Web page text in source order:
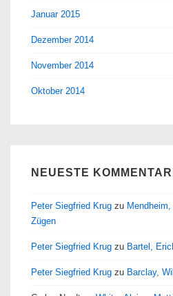
Januar 2015
Dezember 2014
November 2014
Oktober 2014
NEUESTE
Peter Siegfried Krug zu
Zügen
Peter Siegfried Krug zu Bartel,
Peter Siegfried Krug zu Barclay,